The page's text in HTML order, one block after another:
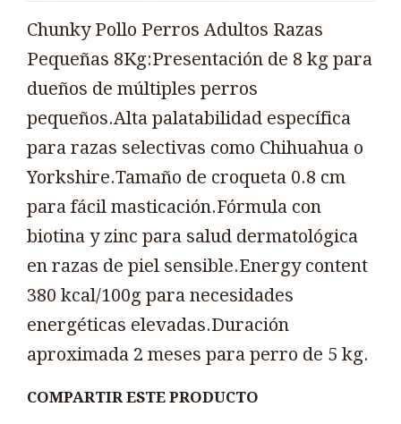
Chunky Pollo Perros Adultos Razas
Pequeñas 8Kg:Presentación de 8 kg para
dueños de múltiples perros
pequeños.Alta palatabilidad específica
para razas selectivas como Chihuahua o
Yorkshire.Tamaño de croqueta 0.8 cm
para fácil masticación.Fórmula con
biotina y zinc para salud dermatológica
en razas de piel sensible.Energy content
380 kcal/100g para necesidades
energéticas elevadas.Duración
aproximada 2 meses para perro de 5 kg.
COMPARTIR ESTE PRODUCTO